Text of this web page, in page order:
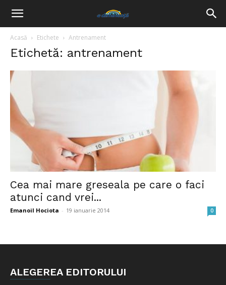
Acasă Etichete Antrenament
Etichetă: antrenament
Cea mai mare greseala pe care o faci
atunci cand vrei...
Emanoil Hociota - 19 ianuarie 2014 0
ALEGEREA EDITORULUI